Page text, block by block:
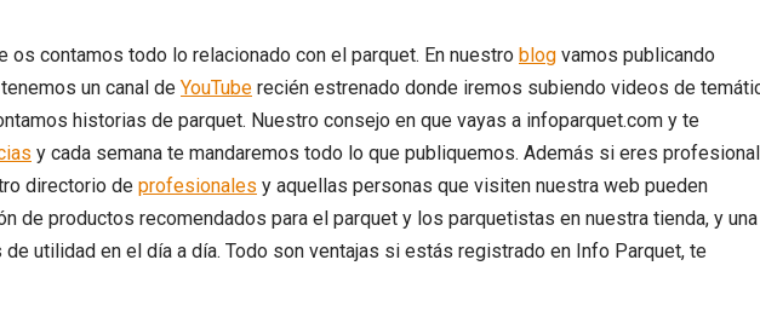
os contamos todo lo relacionado con el parquet. En nuestro blog vamos publicando
un canal de YouTube recién estrenado donde iremos subiendo videos de
historias de parquet. Nuestro consejo en que vayas a infoparquet.com y te
y cada semana te mandaremos todo lo que publiquemos. Además si eres profesional
directorio de profesionales y aquellas personas que visiten nuestra web pueden
de productos recomendados para el parquet y los parquetistas en nuestra tienda, y una
utilidad en el día a día. Todo son ventajas si estás registrado en Info Parquet, te